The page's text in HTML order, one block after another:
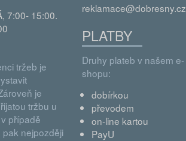
7:00- 15:00.
tržeb je
je
tržbu u
případě
nejpozději
reklamace@dobresny.cz
PLATBY
Druhy plateb v našem e-
shopu:
dobírkou
převodem
on-line kartou
PayU